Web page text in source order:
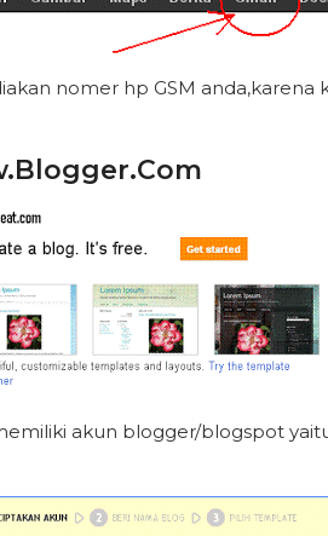
nomer hp GSM anda,karena
akun blogger/blogspot